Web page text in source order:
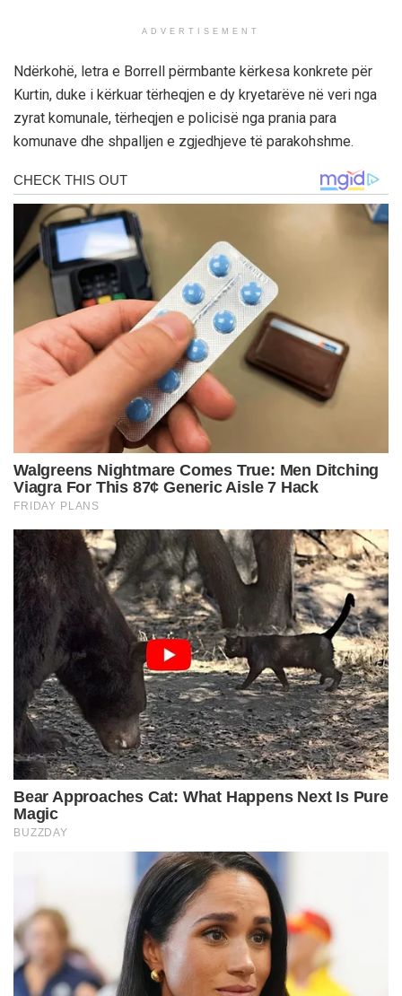
ADVERTISEMENT
Ndërkohë, letra e Borrell përmbante kërkesa konkrete për
Kurtin, duke i kërkuar tërheqjen e dy kryetarëve në veri nga
zyrat komunale, tërheqjen e policisë nga prania para
komunave dhe shpalljen e zgjedhjeve të parakohshme.